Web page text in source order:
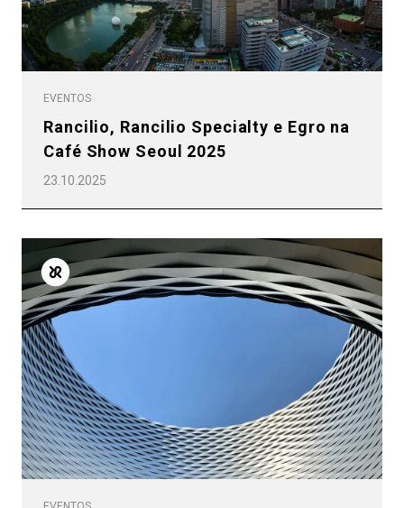
EVENTOS
Rancilio, Rancilio Specialty e Egro na
Café Show Seoul 2025
23.10.2025